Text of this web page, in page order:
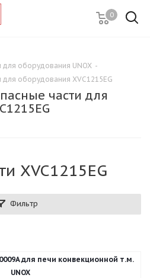
0
для оборудования UNOX -
оборудования XVC1215EG
части для
XVC1215EG
Фильтр
для печи конвекционной т.м.
UNOX